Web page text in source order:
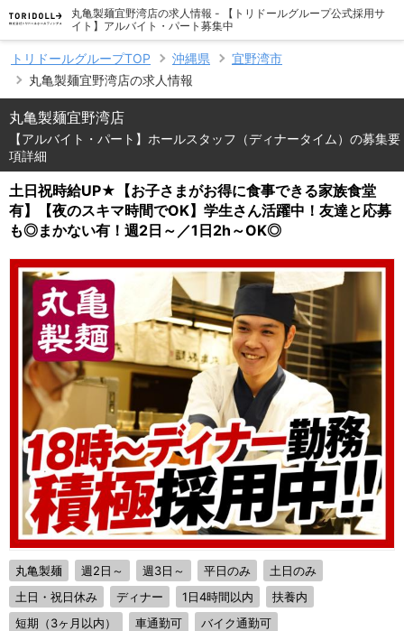
丸亀製麺宜野湾店の求人情報 - 【トリドールグループ公式採用サ
イト】アルバイト・パート募集中
トリドールグループTOP 沖縄県
宜野湾市
丸亀製麺宜野湾店の求人情報
丸亀製麺宜野湾店
【アルバイト・パート】ホールスタッフ（ディナータイム）の募集要
項詳細
土日祝時給UP★【お子さまがお得に食事できる家族食堂
有】【夜のスキマ時間でOK】学生さん活躍中！友達と応募
も◎まかない有！週2日～／1日2h～OK◎
丸亀製麺 週2日～ 週3日～ 平日のみ
土日のみ
土日・祝日休み
ディナー 1日4時間以内
扶養内
短期（3ヶ月以内）
車通勤可
バイク通勤可